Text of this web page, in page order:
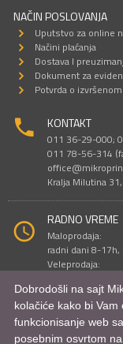
NAČIN POSLOVANJA
Uputstvo za online
Načini plaćanja
Dostava I
Dokument za
Potvrda o
KONTAKT
011 36-29-000;
011 78-56-314
Kralja Milutina
RADNO VREME
Maloprodaja:
radni dani 8-
Veleprodaja:
Sve cene su
Dobrodošli na sajt
kolačiće kako bi
funkcionisanje web
posebnim osvrtom